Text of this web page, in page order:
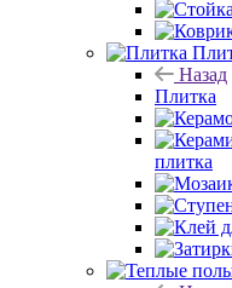
Назад
Плитка
плитка